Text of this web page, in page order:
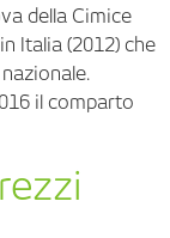
della Cimice
Italia (2012) che
il comparto